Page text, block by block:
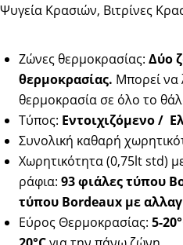
Ψυγεία Κρασιών, Βιτρίνες
Ζώνες θερμοκρασίας: Δύο
θερμοκρασίας. Μπορεί να
θερμοκρασία σε όλο το
Τύπος: Εντοιχιζόμενο /
Συνολική καθαρή
Χωρητικότητα (0,75lt std)
ράφια: 93 φιάλες τύπου
τύπου Bordeaux με
Εύρος Θερμοκρασίας: 5-